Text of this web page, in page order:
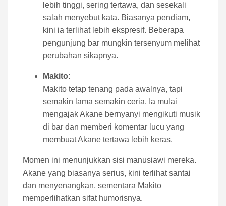
lebih tinggi, sering tertawa, dan sesekali
salah menyebut kata. Biasanya pendiam,
kini ia terlihat lebih ekspresif. Beberapa
pengunjung bar mungkin tersenyum melihat
perubahan sikapnya.
Makito:
Makito tetap tenang pada awalnya, tapi
semakin lama semakin ceria. Ia mulai
mengajak Akane bernyanyi mengikuti musik
di bar dan memberi komentar lucu yang
membuat Akane tertawa lebih keras.
Momen ini menunjukkan sisi manusiawi mereka.
Akane yang biasanya serius, kini terlihat santai
dan menyenangkan, sementara Makito
memperlihatkan sifat humorisnya.